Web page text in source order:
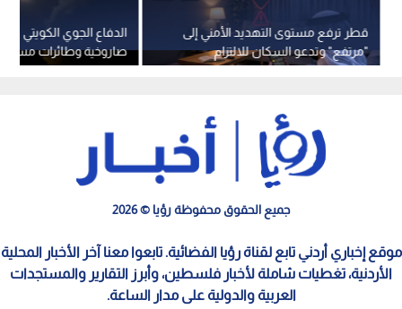
الدفاع الجوي الكويتي
صاروخية وطائرات مسيرة
-فيديو
قطر ترفع مستوى التهديد الأمني إلى
"مرتفع" وتدعو السكان للالتزام
بالمنازل فورا
جميع الحقوق محفوظة رؤيا © 2026
موقع إخباري أردني تابع لقناة رؤيا الفضائية. تابعوا معنا آخر الأخبار المحلية
الأردنية، تغطيات شاملة لأخبار فلسطين، وأبرز التقارير والمستجدات
العربية والدولية على مدار الساعة.